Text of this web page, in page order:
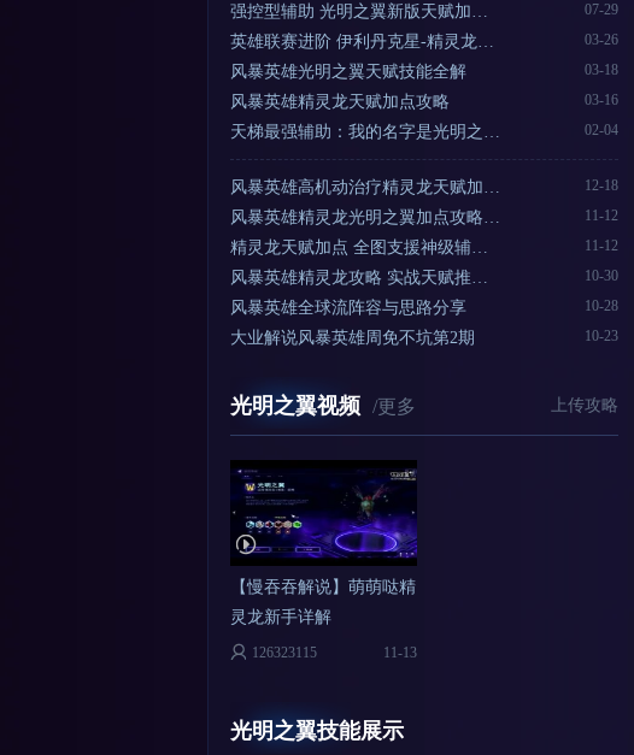
07-29
强控型辅助 光明之翼新版天赋加…
03-26
英雄联赛进阶 伊利丹克星-精灵龙…
03-18
风暴英雄光明之翼天赋技能全解
03-16
风暴英雄精灵龙天赋加点攻略
02-04
天梯最强辅助：我的名字是光明之…
12-18
风暴英雄高机动治疗精灵龙天赋加…
11-12
风暴英雄精灵龙光明之翼加点攻略…
11-12
精灵龙天赋加点 全图支援神级辅…
10-30
风暴英雄精灵龙攻略 实战天赋推…
10-28
风暴英雄全球流阵容与思路分享
10-23
大业解说风暴英雄周免不坑第2期
光明之翼视频 /更多 上传攻略
【慢吞吞解说】萌萌哒精
灵龙新手详解
126323115 11-13
光明之翼技能展示